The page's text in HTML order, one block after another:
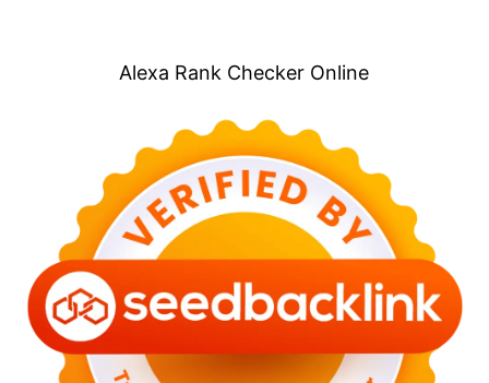
Alexa Rank Checker Online